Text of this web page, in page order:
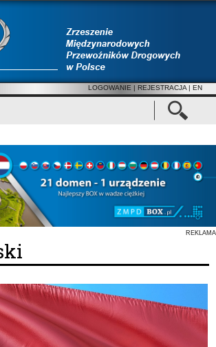
LOGOWANIE | REJESTRACJA | EN
REKLAMA